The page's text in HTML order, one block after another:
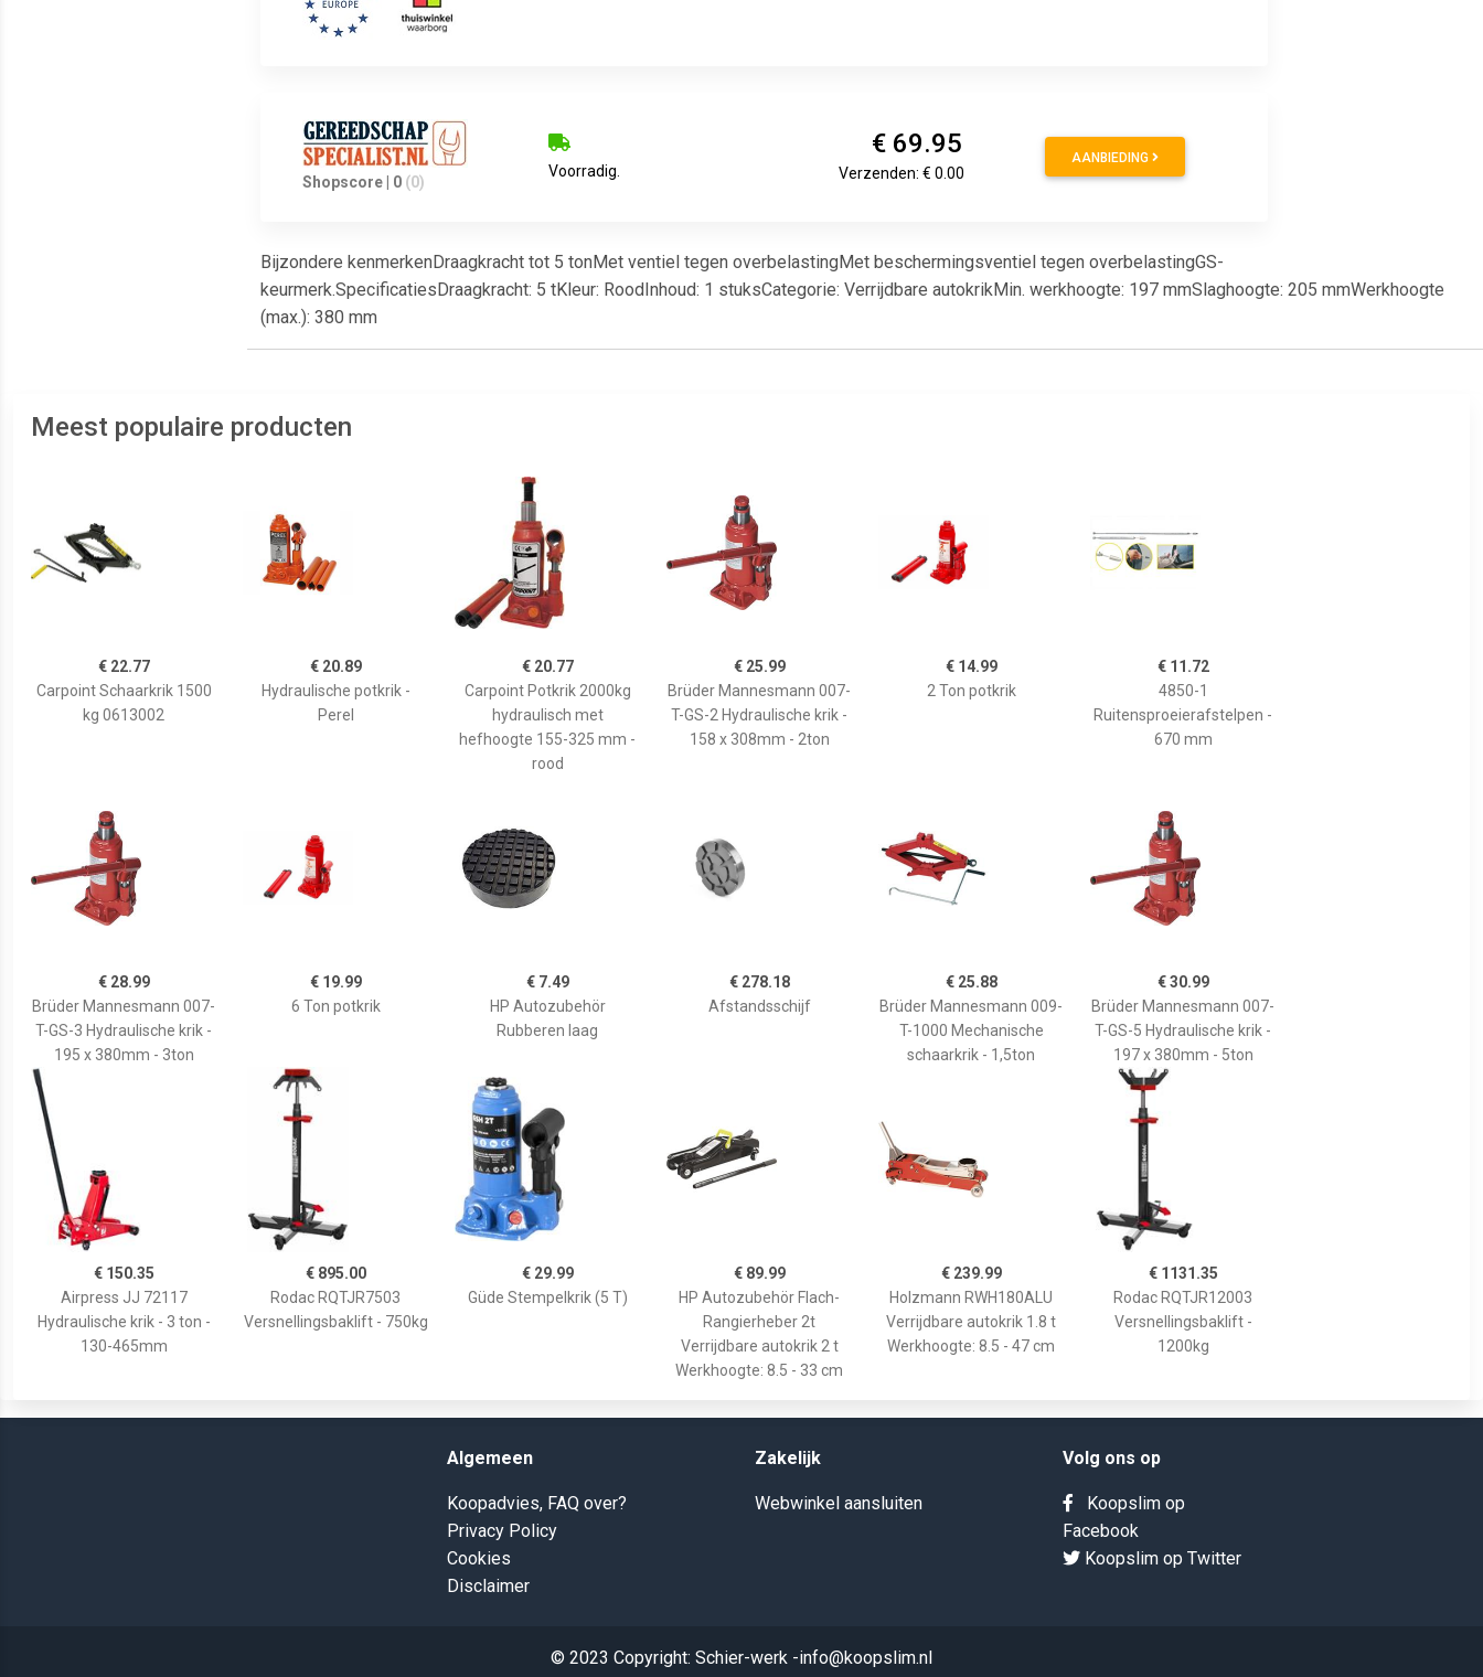
Shopscore | 0 (0)
Voorradig.
€ 69.95
Verzenden: € 0.00
AANBIEDING
Bijzondere kenmerkenDraagkracht tot 5 tonMet ventiel tegen overbelastingMet beschermingsventiel tegen overbelastingGS-
keurmerk.SpecificatiesDraagkracht: 5 tKleur: RoodInhoud: 1 stuksCategorie: Verrijdbare autokrikMin. werkhoogte: 197 mmSlaghoogte: 205 mmWerkhoogte
(max.): 380 mm
Meest populaire producten
€ 22.77
Carpoint Schaarkrik 1500
kg 0613002
€ 20.89
Hydraulische potkrik -
Perel
€ 20.77
Carpoint Potkrik 2000kg
hydraulisch met
hefhoogte 155-325 mm -
rood
€ 25.99
Brüder Mannesmann 007-
T-GS-2 Hydraulische krik -
158 x 308mm - 2ton
€ 14.99
2 Ton potkrik
€ 11.72
4850-1
Ruitensproeierafstelpen -
670 mm
€ 28.99
Brüder Mannesmann 007-
T-GS-3 Hydraulische krik -
195 x 380mm - 3ton
€ 19.99
6 Ton potkrik
€ 7.49
HP Autozubehör
Rubberen laag
€ 278.18
Afstandsschijf
€ 25.88
Brüder Mannesmann 009-
T-1000 Mechanische
schaarkrik - 1,5ton
€ 30.99
Brüder Mannesmann 007-
T-GS-5 Hydraulische krik -
197 x 380mm - 5ton
€ 150.35
Airpress JJ 72117
Hydraulische krik - 3 ton -
130-465mm
€ 895.00
Rodac RQTJR7503
Versnellingsbaklift - 750kg
€ 29.99
Güde Stempelkrik (5 T)
€ 89.99
HP Autozubehör Flach-
Rangierheber 2t
Verrijdbare autokrik 2 t
Werkhoogte: 8.5 - 33 cm
€ 239.99
Holzmann RWH180ALU
Verrijdbare autokrik 1.8 t
Werkhoogte: 8.5 - 47 cm
€ 1131.35
Rodac RQTJR12003
Versnellingsbaklift -
1200kg
Algemeen
Koopadvies, FAQ over?
Privacy Policy
Cookies
Disclaimer
Zakelijk
Webwinkel aansluiten
Volg ons op
Koopslim op
Facebook
Koopslim op Twitter
© 2023 Copyright: Schier-werk -info@koopslim.nl